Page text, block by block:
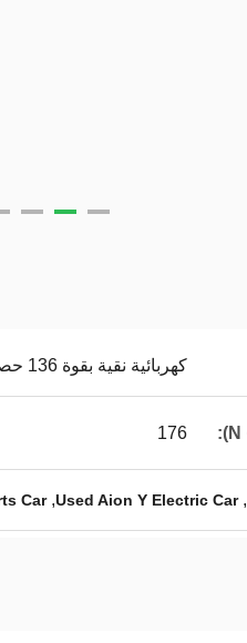
كهربائية نقية بقوة 136 حصان
176
,
Used Aion Y Electric Car
,
Car